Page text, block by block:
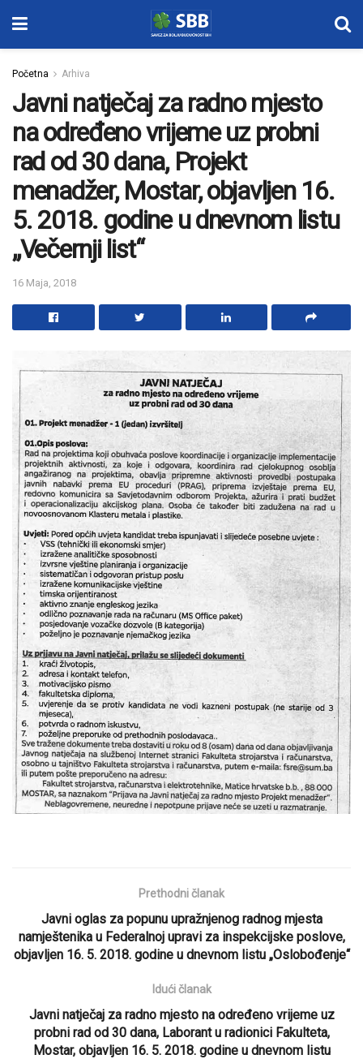
Početna Arhiva
Javni natječaj za radno mjesto
na određeno vrijeme uz probni
rad od 30 dana, Projekt
menadžer, Mostar, objavljen 16.
5. 2018. godine u dnevnom listu
„Večernji list“
16 Maja, 2018
Prethodni članak
Javni oglas za popunu upražnjenog radnog mjesta
namještenika u Federalnoj upravi za inspekcijske poslove,
objavljen 16. 5. 2018. godine u dnevnom listu „Oslobođenje“
Idući članak
Javni natječaj za radno mjesto na određeno vrijeme uz
probni rad od 30 dana, Laborant u radionici Fakulteta,
Mostar, objavljen 16. 5. 2018. godine u dnevnom listu